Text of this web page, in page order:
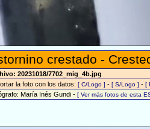
crestado -
20231018/7702_mig_4b.jpg
la foto con los datos: [ C/Logo ] - [ S/Logo ] - [
María Inés Gundi - [ Ver más fotos de esta